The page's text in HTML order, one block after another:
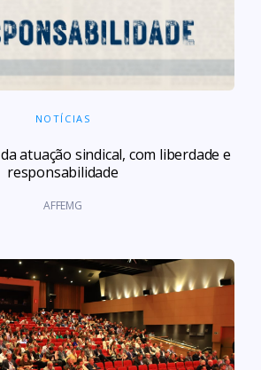
NOTÍCIAS
atuação sindical, com liberdade e
responsabilidade
AFFEMG